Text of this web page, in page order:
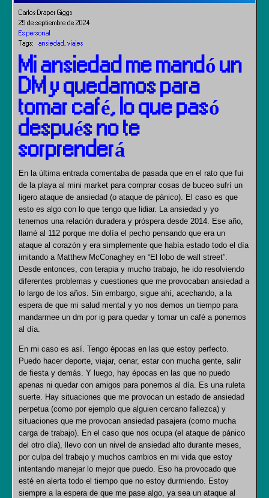
Carlos Draper Giggs
25 de septiembre de 2024
Es personal
Tags:
ansiedad viajes
Mi ansiedad me mandó un
DM y quedamos para
tomar café, lo que pasó
después no te
sorprenderá
En la última entrada comentaba de pasada que en el rato que fui
de la playa al mini market para comprar cosas de buceo sufrí un
ligero ataque de ansiedad (o ataque de pánico). El caso es que
esto es algo con lo que tengo que lidiar. La ansiedad y yo
tenemos una relación duradera y próspera desde 2014. Ese año,
llamé al 112 porque me dolía el pecho pensando que era un
ataque al corazón y era simplemente que había estado todo el día
imitando a Matthew McConaghey en “El lobo de wall street”.
Desde entonces, con terapia y mucho trabajo, he ido resolviendo
diferentes problemas y cuestiones que me provocaban ansiedad a
lo largo de los años. Sin embargo, sigue ahí, acechando, a la
espera de que mi salud mental y yo nos demos un tiempo para
mandarmee un dm por ig para quedar y tomar un café a ponernos
al día.
En mi caso es así. Tengo épocas en las que estoy perfecto.
Puedo hacer deporte, viajar, cenar, estar con mucha gente, salir
de fiesta y demás. Y luego, hay épocas en las que no puedo
apenas ni quedar con amigos para ponernos al día. Es una ruleta
suerte. Hay situaciones que me provocan un estado de ansiedad
perpetua (como por ejemplo que alguien cercano fallezca) y
situaciones que me provocan ansiedad pasajera (como mucha
carga de trabajo). En el caso que nos ocupa (el ataque de pánico
del otro día), llevo con un nivel de ansiedad alto durante meses,
por culpa del trabajo y muchos cambios en mi vida que estoy
intentando manejar lo mejor que puedo. Eso ha provocado que
esté en alerta todo el tiempo que no estoy durmiendo. Estoy
siempre a la espera de que me pase algo, ya sea un ataque al